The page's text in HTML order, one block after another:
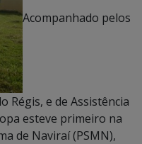
Acompanhado pelos
Régis, e de Assistência
esteve primeiro na
de Naviraí (PSMN),